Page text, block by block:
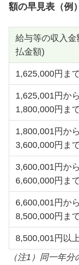
額の早見表（例
給与等の収入金
払金額)
1,625,000円ま
1,625,001円から
1,800,000円ま
1,800,001円から
3,600,000円ま
3,600,001円から
6,600,000円ま
6,600,001円から
8,500,000円ま
8,500,001円以
（注1）同一年